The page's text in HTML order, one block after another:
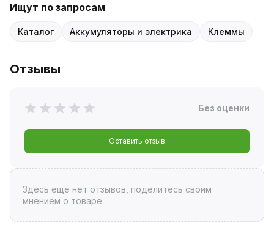
Ищут по запросам
Каталог Аккумуляторы и электрика Клеммы
Отзывы
Без оценки
Оставить отзыв
Здесь ещё нет отзывов, поделитесь своим
мнением о товаре.